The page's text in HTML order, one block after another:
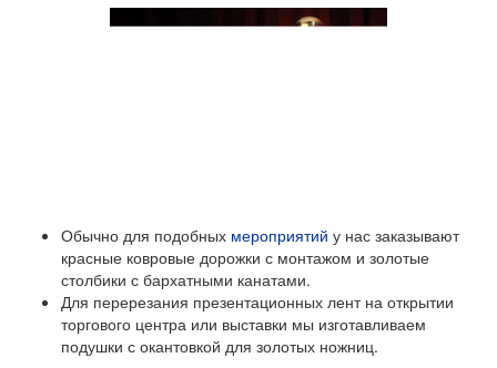
Обычно для подобных мероприятий у нас заказывают
красные ковровые дорожки с монтажом и золотые
столбики с бархатными канатами.
Для перерезания презентационных лент на открытии
торгового центра или выставки мы изготавливаем
подушки с окантовкой для золотых ножниц.